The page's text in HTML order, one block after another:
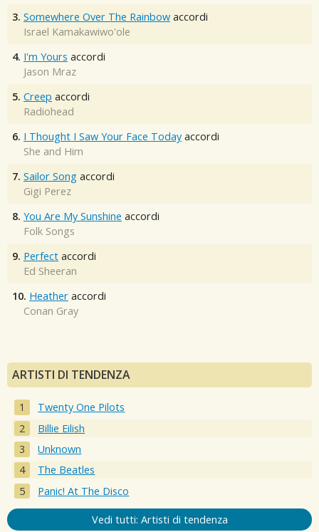
3. Somewhere Over The Rainbow accordi
Israel Kamakawiwo'ole
4. I'm Yours accordi
Jason Mraz
5. Creep accordi
Radiohead
6. I Thought I Saw Your Face Today accordi
She and Him
7. Sailor Song accordi
Gigi Perez
8. You Are My Sunshine accordi
Folk Songs
9. Perfect accordi
Ed Sheeran
10. Heather accordi
Conan Gray
ARTISTI DI TENDENZA
Twenty One Pilots
Billie Eilish
Unknown
The Beatles
Panic! At The Disco
Vedi tutti: Artisti di tendenza